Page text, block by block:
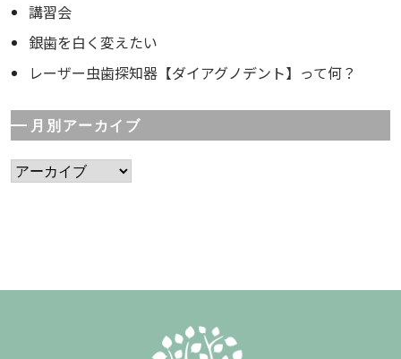
講習会
銀歯を白く変えたい
レーザー虫歯探知器【ダイアグノデント】って何？
月別アーカイブ